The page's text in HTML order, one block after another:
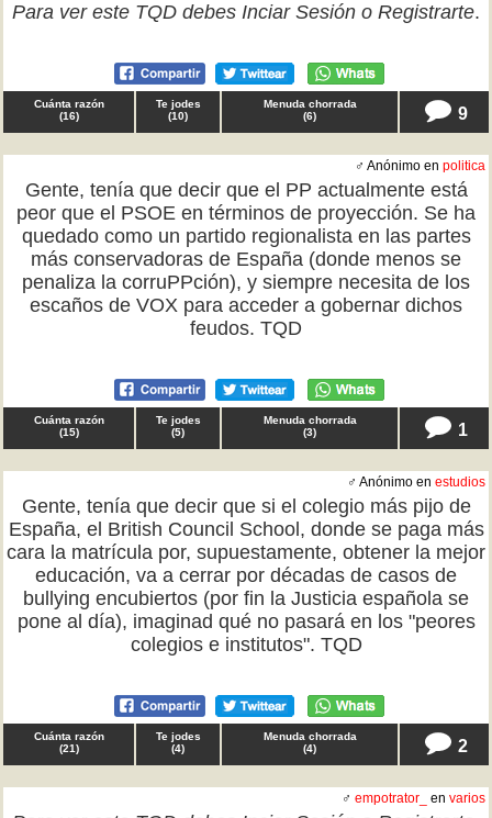
Para ver este TQD debes Inciar Sesión o Registrarte.
Cuánta razón
(16)
Te jodes
(10)
Menuda chorrada
(6) 9
♂ Anónimo en politica
Gente, tenía que decir que el PP actualmente está
peor que el PSOE en términos de proyección. Se ha
quedado como un partido regionalista en las partes
más conservadoras de España (donde menos se
penaliza la corruPPción), y siempre necesita de los
escaños de VOX para acceder a gobernar dichos
feudos. TQD
Cuánta razón
(15)
Te jodes
(5)
Menuda chorrada
(3) 1
♂ Anónimo en estudios
Gente, tenía que decir que si el colegio más pijo de
España, el British Council School, donde se paga más
cara la matrícula por, supuestamente, obtener la mejor
educación, va a cerrar por décadas de casos de
bullying encubiertos (por fin la Justicia española se
pone al día), imaginad qué no pasará en los "peores
colegios e institutos". TQD
Cuánta razón
(21)
Te jodes
(4)
Menuda chorrada
(4) 2
♂ empotrator_ en varios